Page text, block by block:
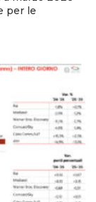
per le